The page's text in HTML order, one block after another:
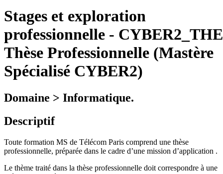
Stages et exploration
professionnelle -
Thèse Professionnelle (Mastère
Spécialisé CYBER2)
Domaine > Informatique.
Descriptif
Toute formation MS de Télécom Paris comprend une thèse
professionnelle, préparée dans le cadre d’une mission d’application .
Le thème traité dans la thèse professionnelle doit correspondre à une